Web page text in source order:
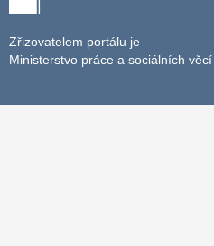
Zřizovatelem portálu je
Ministerstvo práce a sociálních věcí